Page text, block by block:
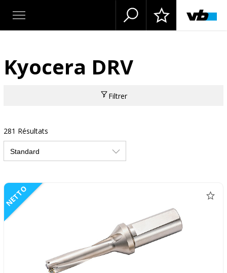
Kyocera DRV
Filtrer
281 Résultats
NETTO